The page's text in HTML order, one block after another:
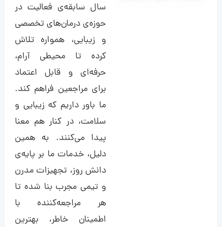
سال سابقه‌ی فعالیت در
حوزه‌ی درمان‌های تخصصی
و زیبایی، همواره تلاش
کرده تا محیطی آرام،
حرفه‌ای و قابل اعتماد
برای مراجعین فراهم کند.
ما باور داریم که زیبایی و
سلامت، در کنار هم معنا
پیدا می‌کنند. به همین
دلیل، خدمات ما بر پایه‌ی
دانش روز، تجهیزات مدرن
و تیمی مجرب بنا شده تا
هر مراجعه‌کننده با
اطمینان خاطر، بهترین